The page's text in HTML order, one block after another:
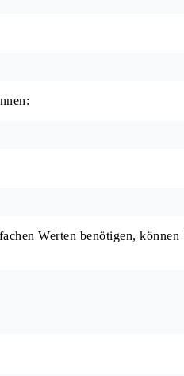
Werten benötigen,